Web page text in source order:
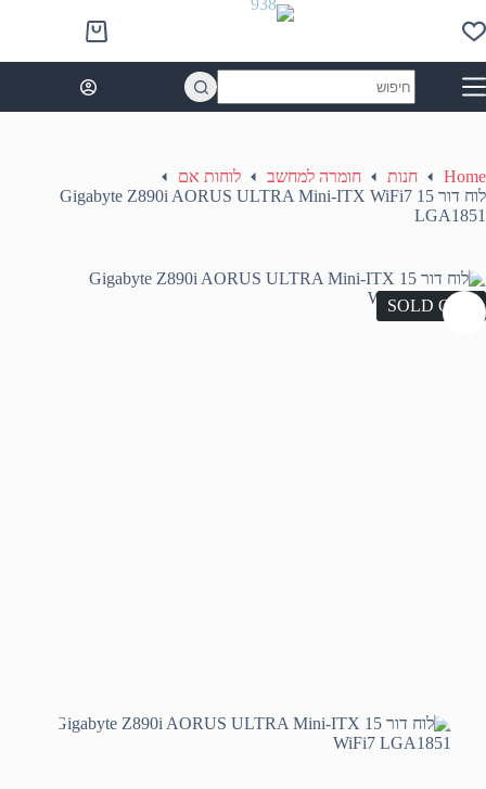
to
content
Shopping
cart
results
Home חנות חומרה למחשב
לוחות אם
לוח דור 15 Gigabyte Z890i AORUS ULTRA Mini-ITX WiFi7
LGA1851
SOLD OUT